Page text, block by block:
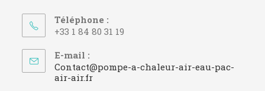
Téléphone :
+33 1 84 80 31 19
E-mail :
Contact@pompe-a-chaleur-air-eau-pac-
air-air.frS’ouvre